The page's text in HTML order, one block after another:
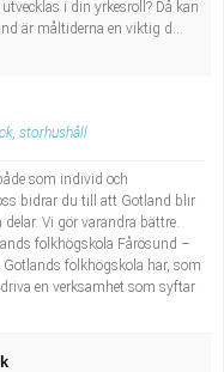
i din yrkesroll? Då kan
är måltiderna en viktig d...
storhushåll
som individ och
bidrar du till att Gotland blir
Vi gör varandra bättre.
folkhögskola Fårösund –
folkhögskola har, som
en verksamhet som syftar